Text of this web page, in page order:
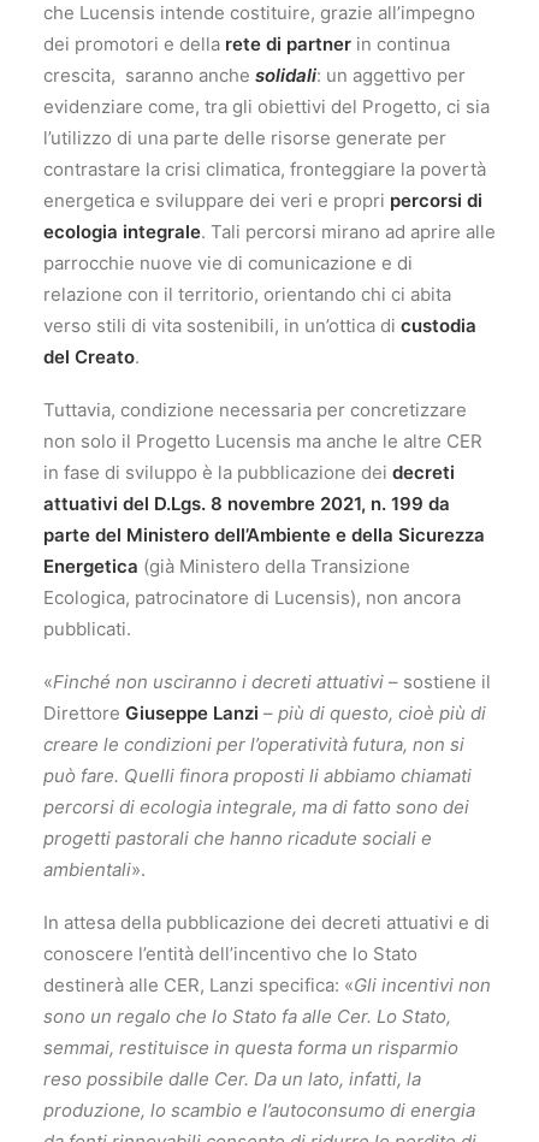
che Lucensis intende costituire, grazie all’impegno
dei promotori e della rete di partner in continua
crescita, saranno anche solidali: un aggettivo per
evidenziare come, tra gli obiettivi del Progetto, ci sia
l’utilizzo di una parte delle risorse generate per
contrastare la crisi climatica, fronteggiare la povertà
energetica e sviluppare dei veri e propri percorsi di
ecologia integrale. Tali percorsi mirano ad aprire alle
parrocchie nuove vie di comunicazione e di
relazione con il territorio, orientando chi ci abita
verso stili di vita sostenibili, in un’ottica di custodia
del Creato.
Tuttavia, condizione necessaria per concretizzare
non solo il Progetto Lucensis ma anche le altre CER
in fase di sviluppo è la pubblicazione dei decreti
attuativi del D.Lgs. 8 novembre 2021, n. 199 da
parte del Ministero dell’Ambiente e della Sicurezza
Energetica (già Ministero della Transizione
Ecologica, patrocinatore di Lucensis), non ancora
pubblicati.
«Finché non usciranno i decreti attuativi – sostiene il
Direttore Giuseppe Lanzi – più di questo, cioè più di
creare le condizioni per l’operatività futura, non si
può fare. Quelli finora proposti li abbiamo chiamati
percorsi di ecologia integrale, ma di fatto sono dei
progetti pastorali che hanno ricadute sociali e
ambientali».
In attesa della pubblicazione dei decreti attuativi e di
conoscere l’entità dell’incentivo che lo Stato
destinerà alle CER, Lanzi specifica: «Gli incentivi non
sono un regalo che lo Stato fa alle Cer. Lo Stato,
semmai, restituisce in questa forma un risparmio
reso possibile dalle Cer. Da un lato, infatti, la
produzione, lo scambio e l’autoconsumo di energia